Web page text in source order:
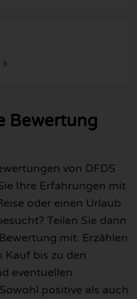
Bewertung
von DFDS
Ihre Erfahrungen mit
oder einen Urlaub
Teilen Sie dann
mit. Erzählen
Kauf bis zu den
eventuellen
positive als auch